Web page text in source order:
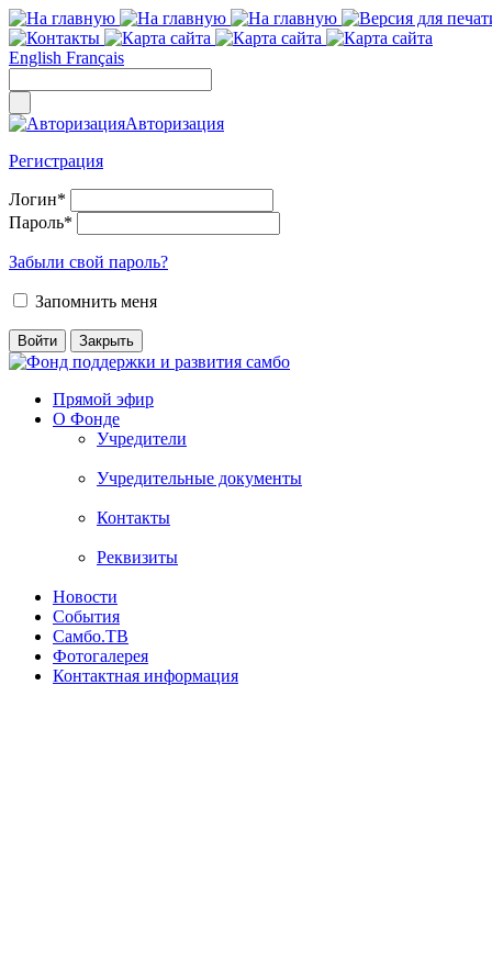
English Français
Авторизация
Регистрация
Логин*
Пароль*
Забыли свой пароль?
Запомнить меня
Прямой эфир
О Фонде
Учредители
Учредительные документы
Контакты
Реквизиты
Новости
События
Самбо.ТВ
Фотогалерея
Контактная информация